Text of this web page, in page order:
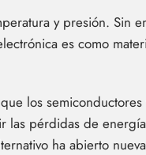
y presión. Sin
es como
los
las pérdidas de
ha abierto